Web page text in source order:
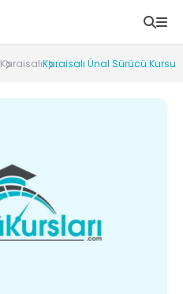
KaraisalıKaraisalı Ünal Sürücü Kursu